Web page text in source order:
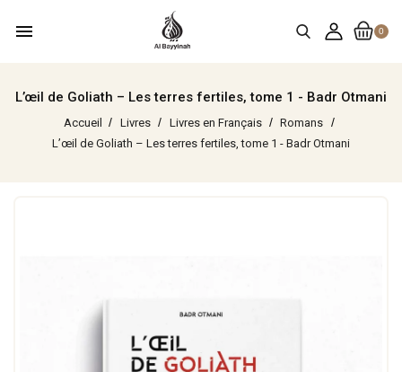
0
menu
L’œil de Goliath – Les terres fertiles, tome 1 - Badr Otmani
Accueil Livres Livres en Français
Romans
L’œil de Goliath – Les terres fertiles, tome 1 - Badr Otmani